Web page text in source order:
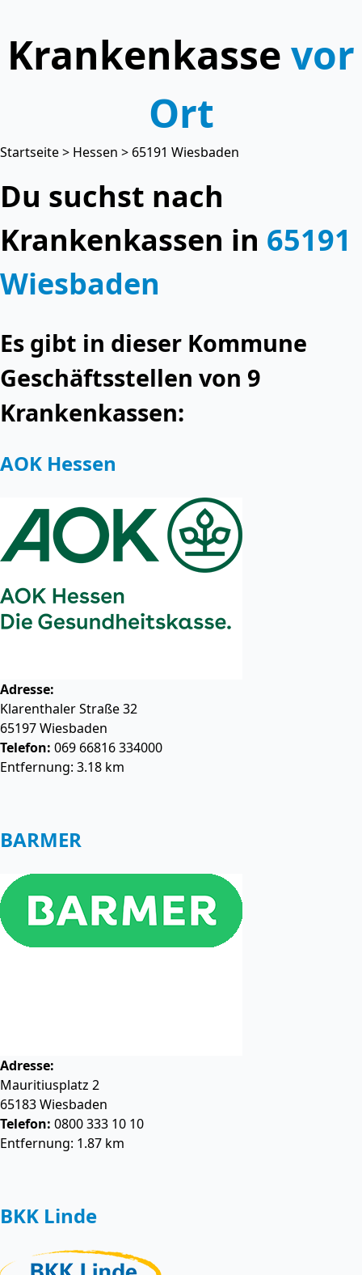
Krankenkasse vor
Ort
Startseite> Hessen > 65191 Wiesbaden
Du suchst nach
Krankenkassen in 65191
Wiesbaden
Es gibt in dieser Kommune
Geschäftsstellen von 9
Krankenkassen:
AOK Hessen
Adresse:
Klarenthaler Straße 32
65197Wiesbaden
Telefon: 069 66816 334000
Entfernung: 3.18 km
BARMER
Adresse:
Mauritiusplatz 2
65183Wiesbaden
Telefon: 0800 333 10 10
Entfernung: 1.87 km
BKK Linde